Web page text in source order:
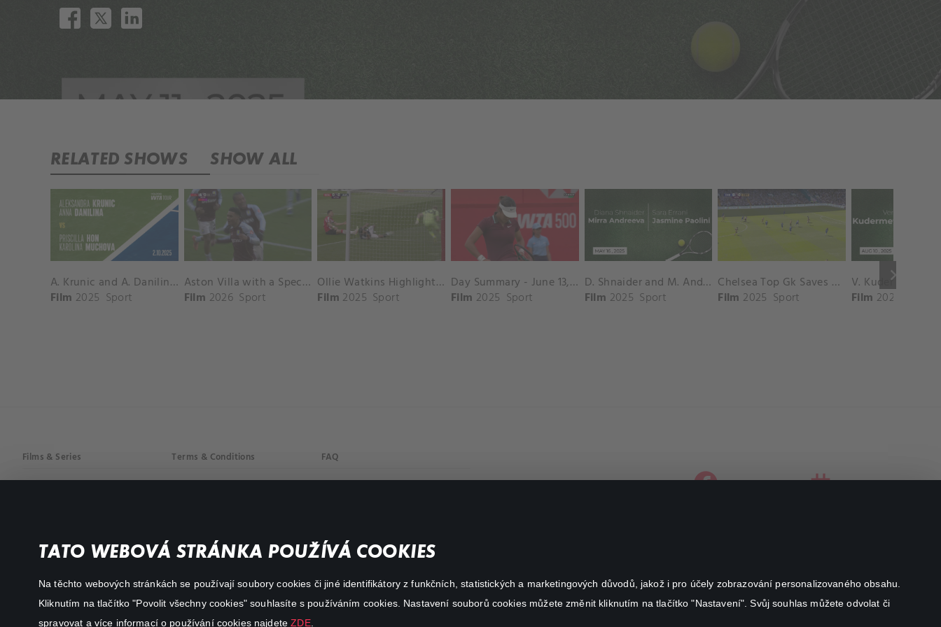
TATO WEBOVÁ STRÁNKA POUŽÍVÁ COOKIES
Na těchto webových stránkách se používají soubory cookies či jiné identifikátory z funkčních, statistických a marketingových důvodů, jakož i pro účely zobrazování personalizovaného obsahu.
Kliknutím na tlačítko "Povolit všechny cookies" souhlasíte s používáním cookies. Nastavení souborů cookies můžete změnit kliknutím na tlačítko "Nastavení". Svůj souhlas můžete odvolat či
spravovat a více informací o používání cookies najdeteZDE.
RELATED SHOWS SHOW ALL
keyboard_arrow_right
A. Krunic and A. Danilina vs. P. Hon and K. Muchova Match Highlights - BEIJING_Capital Group Diamond ( October 02, 2025)
Film 2025 Sport
Aston Villa with a Spectacular Goal vs. Nottingham Forest
Film 2026 Sport
Ollie Watkins Highlights vs. Southampton
Film 2025 Sport
Day Summary - June 13, 2025
Film 2025 Sport
D. Shnaider and M. Andreeva vs. S. Errani and J. Paolini Match Highlights - ROME_Campo Centrale ( May 16, 2025)
Film 2025 Sport
Chelsea Top Gk Saves vs. Crystal Palace
Film 2025 Sport Film 2025
Films & Series
Action
Terms & Conditions FAQ
facebookinstagram
Canal+ Luxembourg S. à r.l. se sídlem Rue Albert Borschette 4,